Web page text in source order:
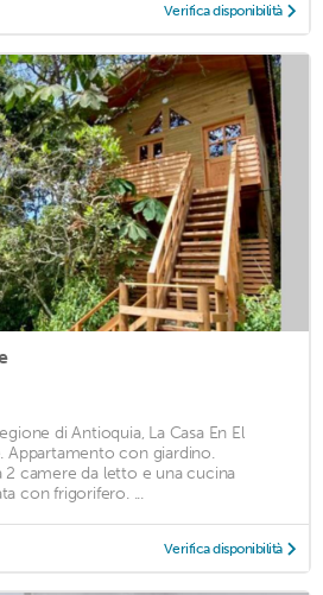
Verifica disponibilità
di Antioquia, La Casa En El
Appartamento con giardino.
2 camere da letto e una cucina
con frigorifero. ...
Verifica disponibilità